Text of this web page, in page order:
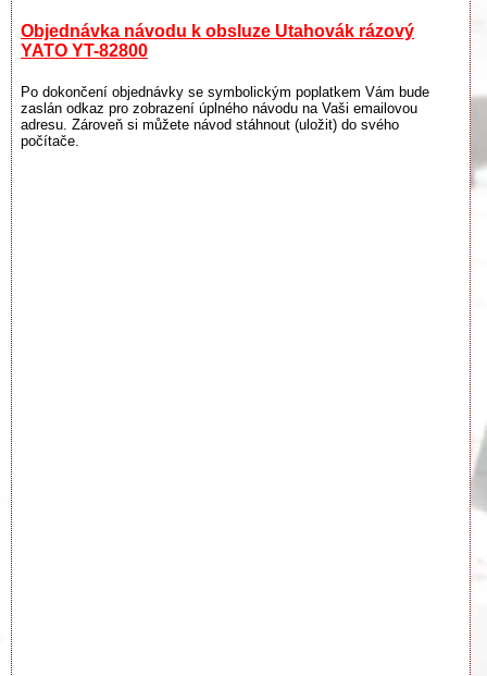
Objednávka návodu k obsluze Utahovák rázový
YATO YT-82800
Po dokončení objednávky se symbolickým poplatkem Vám bude
zaslán odkaz pro zobrazení úplného návodu na Vaši emailovou
adresu. Zároveň si můžete návod stáhnout (uložit) do svého
počítače.